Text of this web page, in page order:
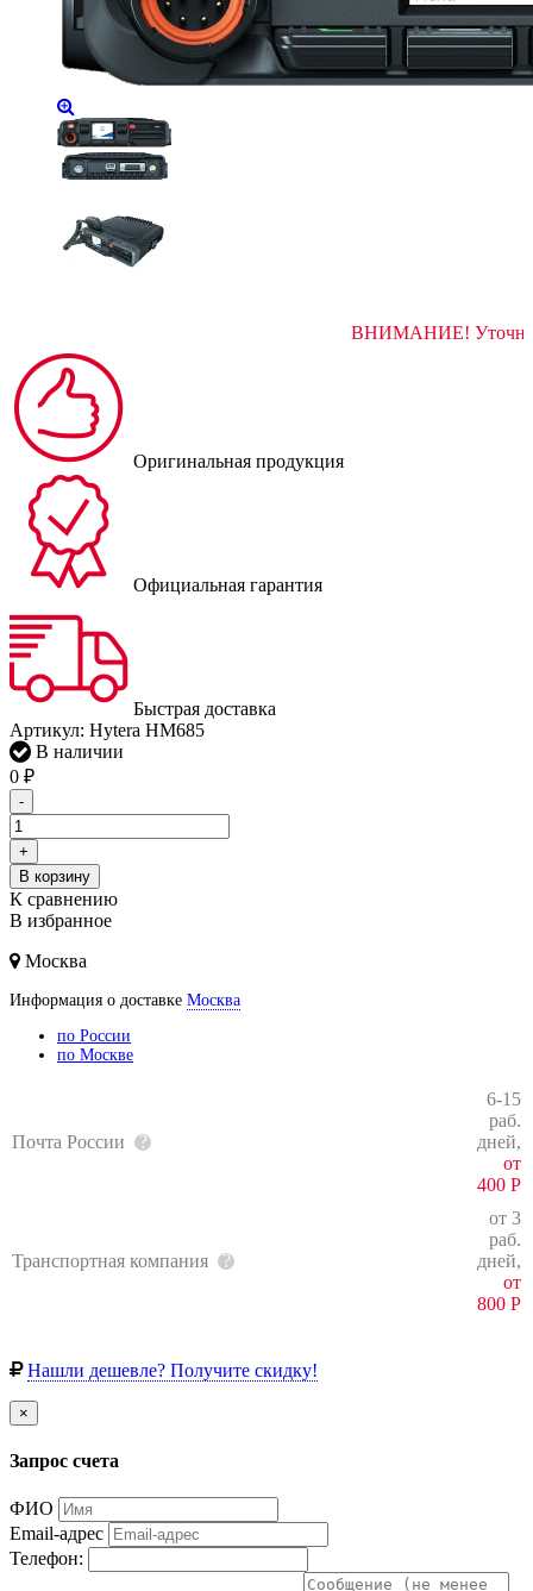
ВНИМАНИЕ!
Оригинальная продукция
Официальная гарантия
Быстрая доставка
Артикул: Hytera HM685
В наличии
0 ₽
-
+
В корзину
К сравнению
В избранное
Москва
Информация о доставке Москва
по России
по Москве
Почта России
6-15
раб.
дней,
от
400 Р
Транспортная компания
от 3
раб.
дней,
от
800 Р
Нашли дешевле? Получите скидку!
×
Запрос счета
ФИО
Email-адрес
Телефон: